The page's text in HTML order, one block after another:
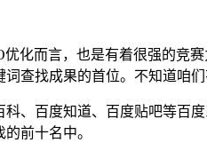
化而言，也是有着很强的竞
查找成果的首位。不知道咱
、百度知道、百度贴吧等百
前十名中。